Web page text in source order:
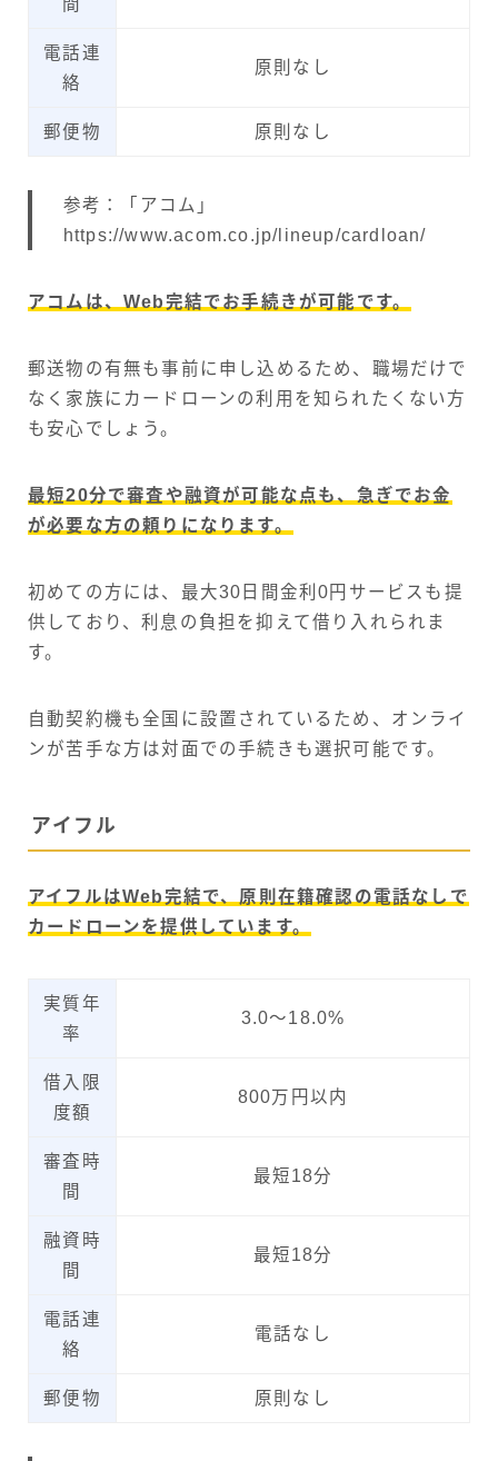
間
電話連
絡
原則なし
郵便物 原則なし
参考：「アコム」
https://www.acom.co.jp/lineup/cardloan/
アコムは、Web完結でお手続きが可能です。
郵送物の有無も事前に申し込めるため、職場だけで
なく家族にカードローンの利用を知られたくない方
も安心でしょう。
最短20分で審査や融資が可能な点も、急ぎでお金
が必要な方の頼りになります。
初めての方には、最大30日間金利0円サービスも提
供しており、利息の負担を抑えて借り入れられま
す。
自動契約機も全国に設置されているため、オンライ
ンが苦手な方は対面での手続きも選択可能です。
アイフル
アイフルはWeb完結で、原則在籍確認の電話なしで
カードローンを提供しています。
実質年
率
3.0～18.0%
借入限
度額
800万円以内
審査時
間
最短18分
融資時
間
最短18分
電話連
絡
電話なし
郵便物 原則なし